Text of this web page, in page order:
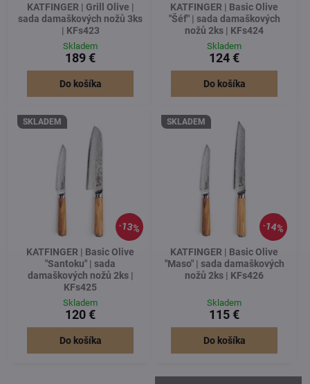
KATFINGER | Grill Olive |
sada damaškových nožů 3ks
| KFs423
Skladem
189 €
Do košíka
KATFINGER | Basic Olive
"Šéf" | sada damaškových
nožů 2ks | KFs424
Skladem
124 €
Do košíka
13%
SKLADEM
KATFINGER | Basic Olive
"Santoku" | sada
damaškových nožů 2ks |
KFs425
Skladem
120 €
Do košíka
14%
SKLADEM
KATFINGER | Basic Olive
"Maso" | sada damaškových
nožů 2ks | KFs426
Skladem
115 €
Do košíka